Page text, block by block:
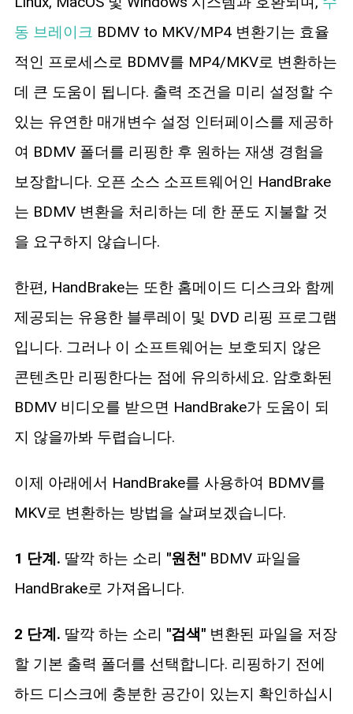
동 브레이크 BDMV to MKV/MP4 변환기는 효율
적인 프로세스로 BDMV를 MP4/MKV로 변환하는
데 큰 도움이 됩니다. 출력 조건을 미리 설정할 수
있는 유연한 매개변수 설정 인터페이스를 제공하
여 BDMV 폴더를 리핑한 후 원하는 재생 경험을
보장합니다. 오픈 소스 소프트웨어인 HandBrake
는 BDMV 변환을 처리하는 데 한 푼도 지불할 것
을 요구하지 않습니다.
한편, HandBrake는 또한 홈메이드 디스크와 함께
제공되는 유용한 블루레이 및 DVD 리핑 프로그램
입니다. 그러나 이 소프트웨어는 보호되지 않은
콘텐츠만 리핑한다는 점에 유의하세요. 암호화된
BDMV 비디오를 받으면 HandBrake가 도움이 되
지 않을까봐 두렵습니다.
이제 아래에서 HandBrake를 사용하여 BDMV를
MKV로 변환하는 방법을 살펴보겠습니다.
1 단계. 딸깍 하는 소리 "원천"BDMV 파일을
HandBrake로 가져옵니다.
2 단계. 딸깍 하는 소리 "검색"변환된 파일을 저장
할 기본 출력 폴더를 선택합니다. 리핑하기 전에
하드 디스크에 충분한 공간이 있는지 확인하십시